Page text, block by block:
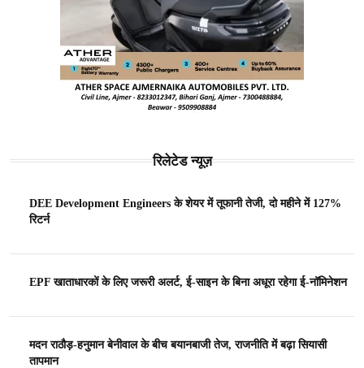
रिलेटेड न्यूज़
DEE Development Engineers के शेयर में तूफानी तेजी, दो महीने में 127%
रिटर्न
EPF खाताधारकों के लिए जरूरी अलर्ट, ई-साइन के बिना अधूरा रहेगा ई-नॉमिनेशन
मदन राठौड़-हनुमान बेनीवाल के बीच बयानबाजी तेज, राजनीति में बढ़ा सियासी
तापमान